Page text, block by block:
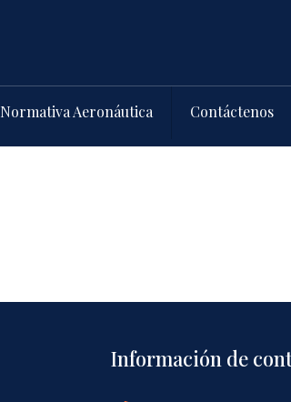
Normativa Aeronáutica Contáctenos
Información de